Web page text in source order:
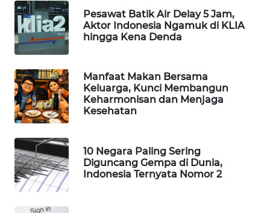
Pesawat Batik Air Delay 5 Jam,
Aktor Indonesia Ngamuk di KLIA
hingga Kena Denda
Manfaat Makan Bersama
Keluarga, Kunci Membangun
Keharmonisan dan Menjaga
Kesehatan
10 Negara Paling Sering
Diguncang Gempa di Dunia,
Indonesia Ternyata Nomor 2
WAHANANEWS
NET
WAHANA
SPORT
WAHANA
UMKM
WAHANA
SELEB
WAHANA